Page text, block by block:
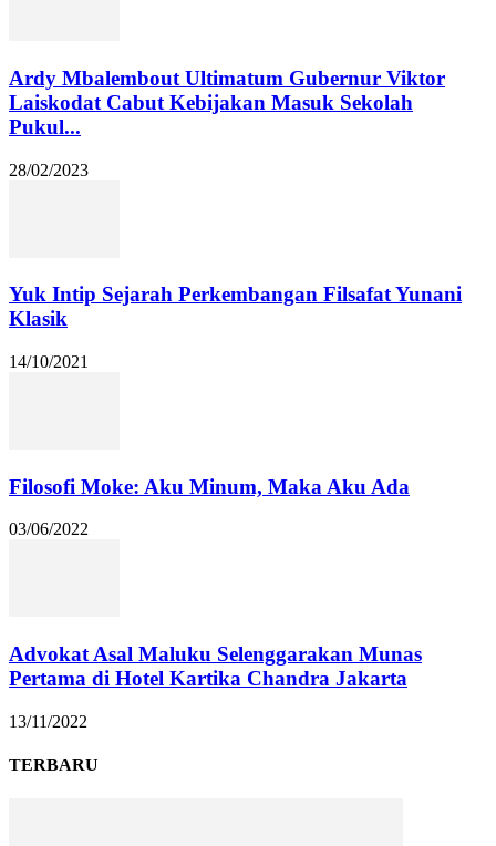
Ardy Mbalembout Ultimatum Gubernur Viktor
Laiskodat Cabut Kebijakan Masuk Sekolah
Pukul...
28/02/2023
Yuk Intip Sejarah Perkembangan Filsafat Yunani
Klasik
14/10/2021
Filosofi Moke: Aku Minum, Maka Aku Ada
03/06/2022
Advokat Asal Maluku Selenggarakan Munas
Pertama di Hotel Kartika Chandra Jakarta
13/11/2022
TERBARU